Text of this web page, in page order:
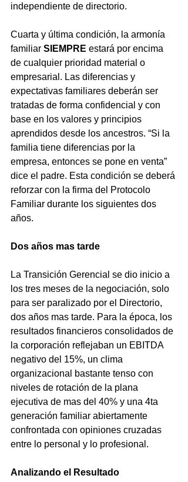
independiente de directorio.
Cuarta y última condición, la armonía
familiar SIEMPRE estará por encima
de cualquier prioridad material o
empresarial. Las diferencias y
expectativas familiares deberán ser
tratadas de forma confidencial y con
base en los valores y principios
aprendidos desde los ancestros. “Si la
familia tiene diferencias por la
empresa, entonces se pone en venta”
dice el padre. Esta condición se deberá
reforzar con la firma del Protocolo
Familiar durante los siguientes dos
años.
Dos años mas tarde
La Transición Gerencial se dio inicio a
los tres meses de la negociación, solo
para ser paralizado por el Directorio,
dos años mas tarde. Para la época, los
resultados financieros consolidados de
la corporación reflejaban un EBITDA
negativo del 15%, un clima
organizacional bastante tenso con
niveles de rotación de la plana
ejecutiva de mas del 40% y una 4ta
generación familiar abiertamente
confrontada con opiniones cruzadas
entre lo personal y lo profesional.
Analizando el Resultado